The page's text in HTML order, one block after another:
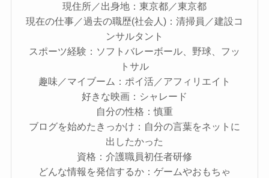
現住所／出身地：東京都／東京都
現在の仕事／過去の職歴(社会人)：清掃員／建設コ
ンサルタント
スポーツ経験：ソフトバレーボール、野球、フッ
トサル
趣味／マイブーム：ポイ活／アフィリエイト
好きな映画：シャレード
自分の性格：慎重
ブログを始めたきっかけ：自分の言葉をネットに
出したかった
資格：介護職員初任者研修
どんな情報を発信するか：ゲームやおもちゃ